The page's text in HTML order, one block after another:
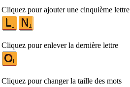
Cliquez pour ajouter une cinquième lettre
Cliquez pour enlever la dernière lettre
Cliquez pour changer la taille des mots